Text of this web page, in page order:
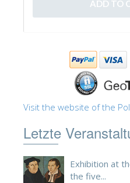
DEUTSCH
Visit the website of the
Letzte
Exhibition at
the five...